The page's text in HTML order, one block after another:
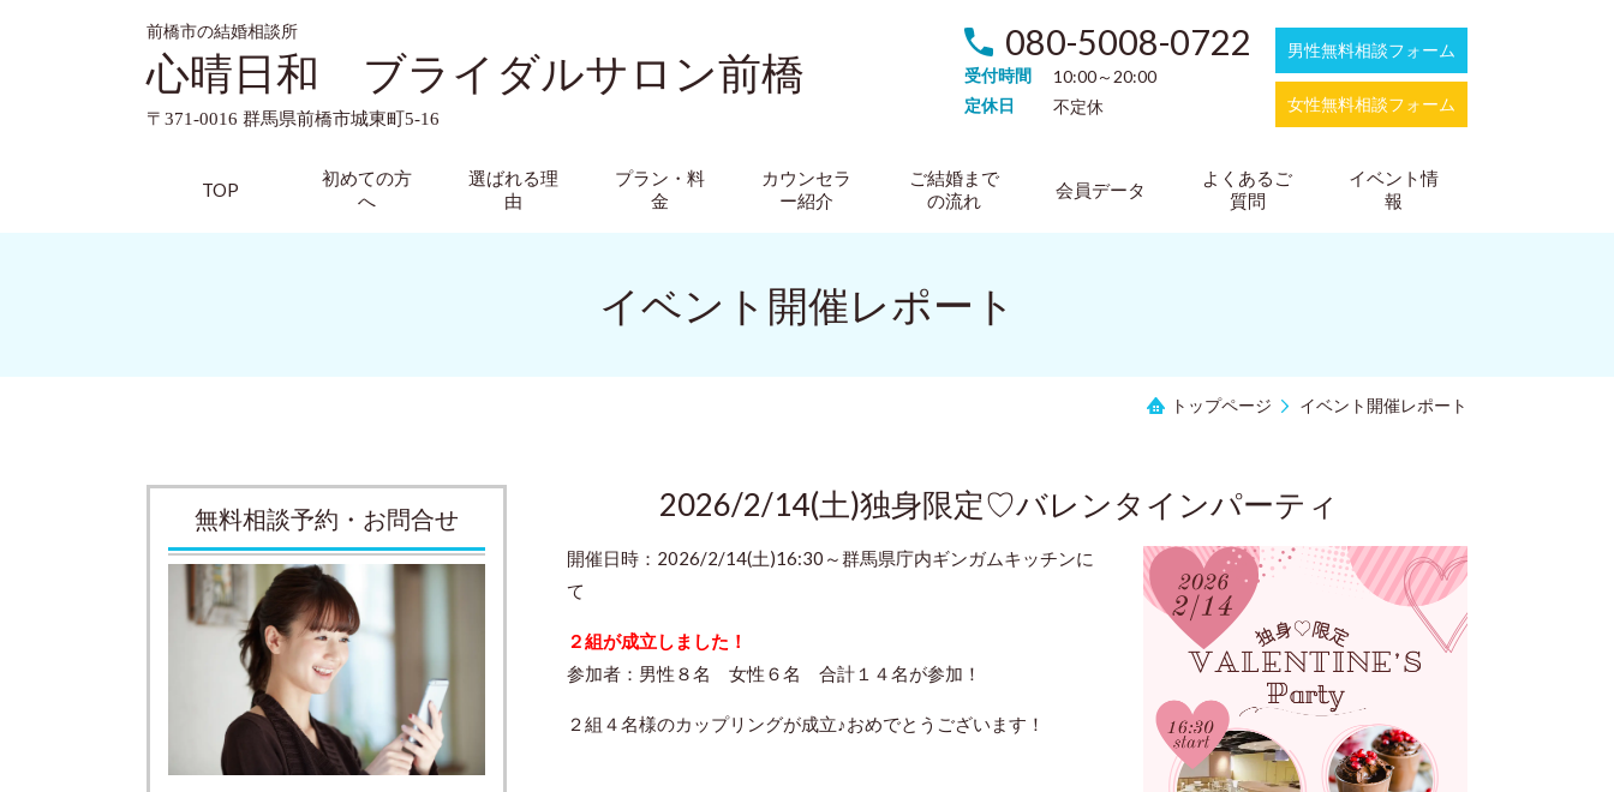
前橋市の結婚相談所
心晴日和 ブライダルサロン前橋
〒371-0016 群馬県前橋市城東町5-16
080-5008-0722
受付時間
10:00～20:00
定休日
不定休
男性無料相談フォーム
女性無料相談フォーム
TOP
初めての方
へ
選ばれる理
由
プラン・料
金
カウンセラ
ー紹介
ご結婚まで
の流れ
会員データ
よくあるご
質問
イベント情
報
イベント開催レポート
トップページ イベント開催レポート
2026/2/14(土)独身限定♡バレンタインパーティ
開催日時：2026/2/14(土)16:30～群馬県庁内ギンガムキッチンに
て
２組が成立しました！
参加者：男性８名 女性６名 合計１４名が参加！
２組４名様のカップリングが成立♪おめでとうございます！
無料相談予約・お問合せ